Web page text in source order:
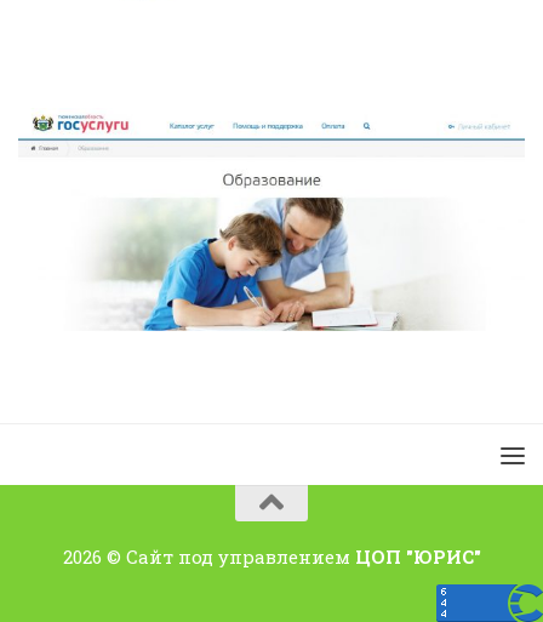
2026 © Сайт под управлением ЦОП "ЮРИС"